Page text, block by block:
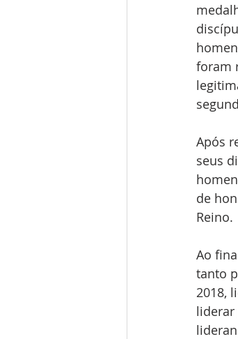
foram
Após
seus
de
Reino.
Ao
tanto
2018,
liderar